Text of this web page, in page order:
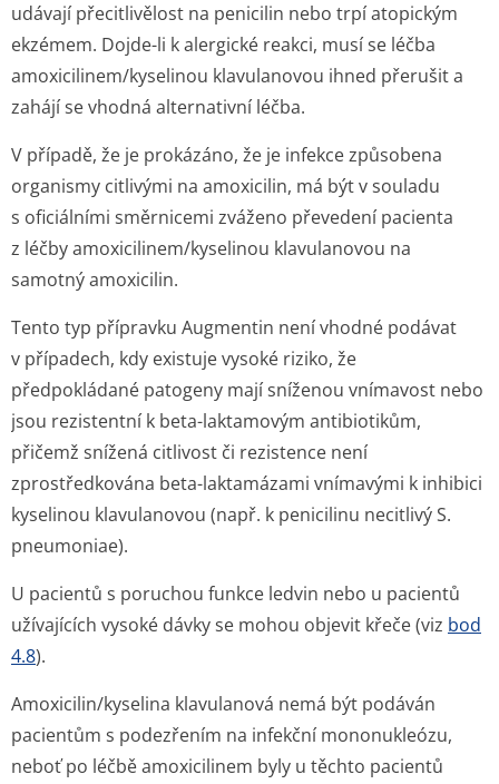
udávají přecitlivělost na penicilin nebo trpí atopickým
ekzémem. Dojde-li k alergické reakci, musí se léčba
amoxicilinem/ky­selinou klavulanovou ihned přerušit a
zahájí se vhodná alternativní léčba.
V případě, že je prokázáno, že je infekce způsobena
organismy citlivými na amoxicilin, má být v souladu
s oficiálními směrnicemi zváženo převedení pacienta
z léčby amoxicilinem/ky­selinou klavulanovou na
samotný amoxicilin.
Tento typ přípravku Augmentin není vhodné podávat
v případech, kdy existuje vysoké riziko, že
předpokládané patogeny mají sníženou vnímavost nebo
jsou rezistentní k beta-laktamovým antibiotikům,
přičemž snížená citlivost či rezistence není
zprostředkována beta-laktamázami vnímavými k inhibici
kyselinou klavulanovou (např. k penicilinu necitlivýS.
pneumoniae).
U pacientů s poruchou funkce ledvin nebo u pacientů
užívajících vysoké dávky se mohou objevit křeče (viz bod
4.8).
Amoxicilin/kyselina klavulanová nemá být podáván
pacientům s podezřením na infekční mononukleózu,
neboť po léčbě amoxicilinem byly u těchto pacientů